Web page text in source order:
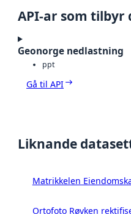
API-ar som
Geonorge nedlastning
ppt
Gå til API
Liknande
Matrikkelen
Ortofoto Røyken